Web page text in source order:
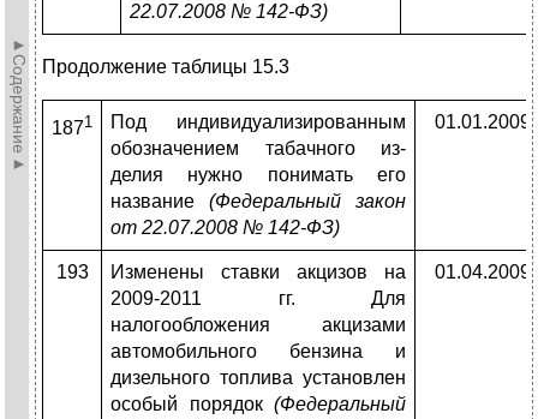
►Содержание►
22.07.2008 № 142-ФЗ)
Продолжение таблицы 15.3
1871
Под индивидуализированным
обозначением табачного из­
делия нужно понимать его
название (Федеральный закон
от 22.07.2008 № 142-ФЗ)
01.01.2009
193
Изменены ставки акцизов на
2009-2011 гг. Для
налогообложения акцизами
автомобильного бензина и
дизельного топлива установлен
особый порядок (Федеральный
01.04.2009